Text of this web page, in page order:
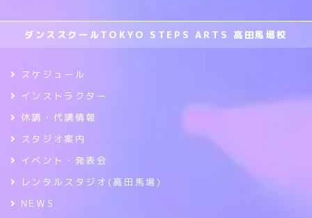
ダンススクールTOKYO STEPS ARTS 高田馬場校
スケジュール
インストラクター
休講・代講情報
スタジオ案内
イベント・発表会
レンタルスタジオ(高田馬場)
NEWS